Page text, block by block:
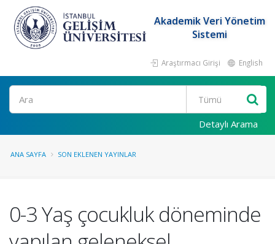
Akademik Veri Yönetim
Sistemi
Araştırmacı Girişi English
Ara
Detaylı Arama
ANA SAYFA SON EKLENEN YAYINLAR
0-3 Yaş çocukluk döneminde